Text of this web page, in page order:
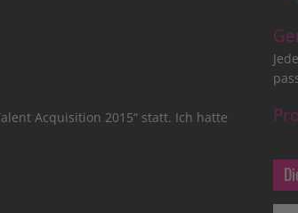
Acquisition 2015“ statt. Ich hatte